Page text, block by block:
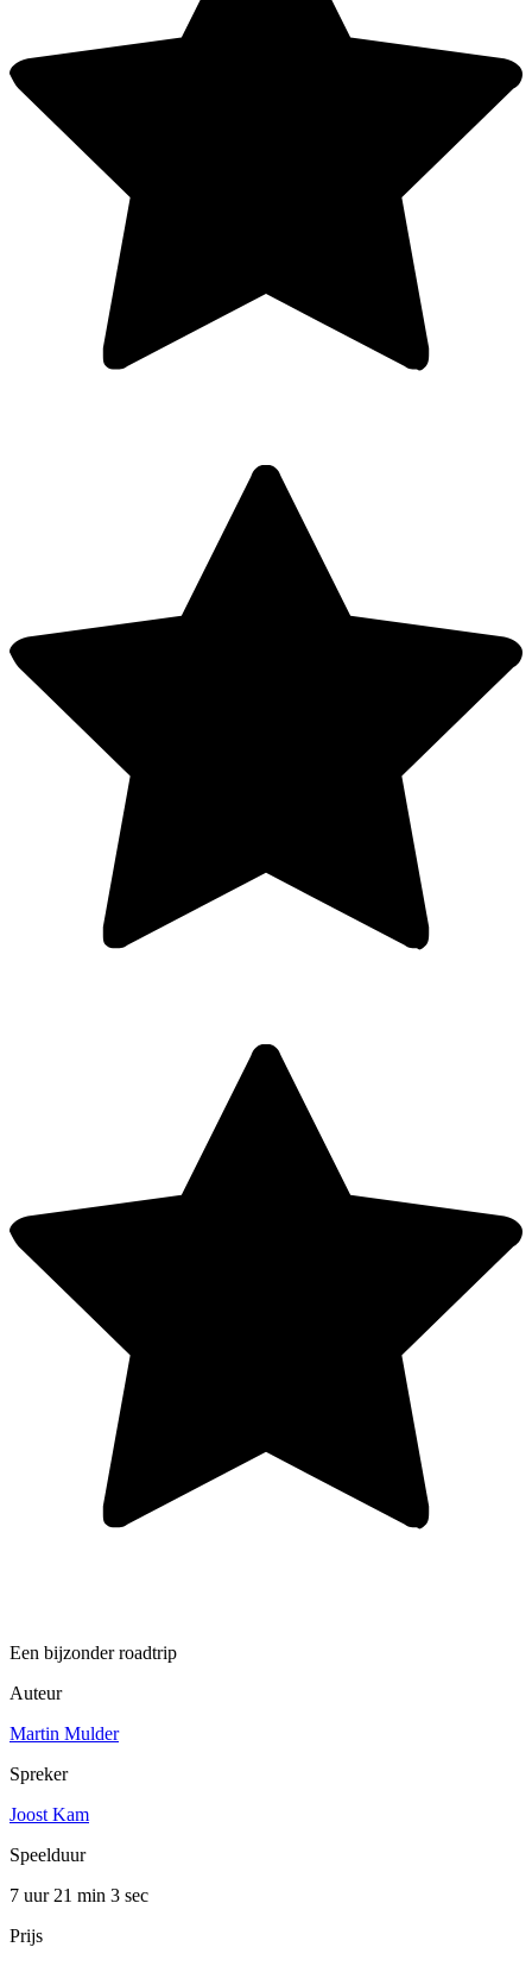
Een bijzonder roadtrip
Auteur
Martin Mulder
Spreker
Joost Kam
Speelduur
7 uur 21 min 3 sec
Prijs